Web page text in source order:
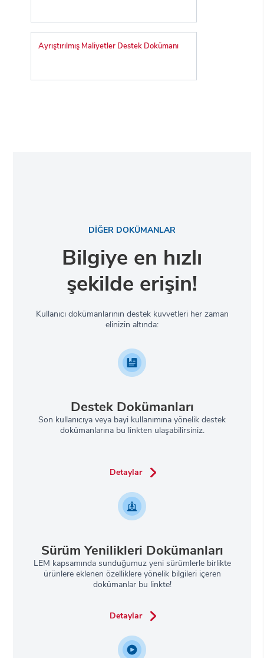
Ayrıştırılmış Maliyetler Destek Dokümanı
DİĞER DOKÜMANLAR
Bilgiye en hızlı
şekilde erişin!
Kullanıcı dokümanlarının destek kuvvetleri her zaman
elinizin altında:
Destek Dokümanları
Son kullanıcıya veya bayi kullanımına yönelik destek
dokümanlarına bu linkten ulaşabilirsiniz.
Detaylar
Sürüm Yenilikleri Dokümanları
LEM kapsamında sunduğumuz yeni sürümlerle birlikte
ürünlere eklenen özelliklere yönelik bilgileri içeren
dokümanlar bu linkte!
Detaylar